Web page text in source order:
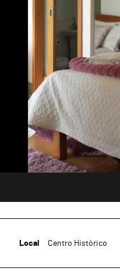
Local Centro Histórico